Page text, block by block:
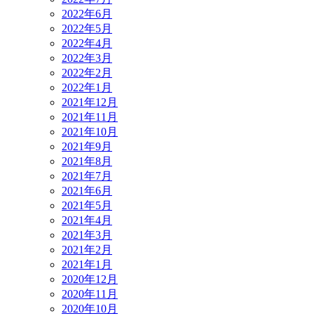
2022年6月
2022年5月
2022年4月
2022年3月
2022年2月
2022年1月
2021年12月
2021年11月
2021年10月
2021年9月
2021年8月
2021年7月
2021年6月
2021年5月
2021年4月
2021年3月
2021年2月
2021年1月
2020年12月
2020年11月
2020年10月